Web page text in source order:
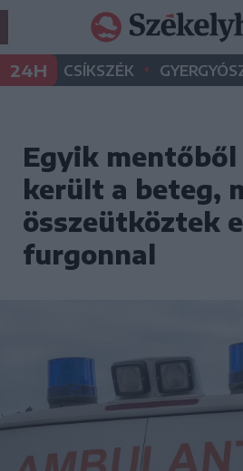
24H CSÍKSZÉK •
Egyik mentőből
került a beteg,
összeütköztek
furgonnal